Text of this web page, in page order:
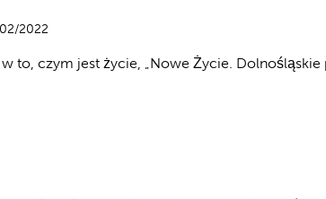
2022
w to, czym jest życie „Nowe Życie.